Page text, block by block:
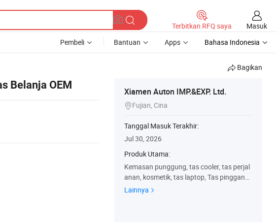
Terbitkan RFQ saya
Masuk
Pembeli Bantuan Apps Bahasa Indonesia
Bagikan
Belanja OEM
Xiamen Auton IMP.&EXP. Ltd.
Fujian, Cina
Tanggal Masuk Terakhir:
Jul 30, 2026
Produk Utama:
Kemasan punggung, tas cooler, tas perjal
anan, kosmetik, tas laptop, Tas pinggang,
Kind Proof Bags, tas popok, tas Belanja, T
Lainnya